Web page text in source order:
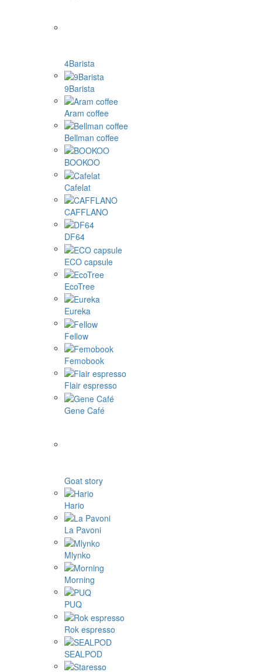
4Barista
9Barista
Aram coffee
Bellman coffee
BOOKOO
Cafelat
CAFFLANO
DF64
ECO capsule
EcoTree
Eureka
Fellow
Femobook
Flair espresso
Gene Café
Goat story
Hario
La Pavoni
Mlynko
Morning
PUQ
Rok espresso
SEALPOD